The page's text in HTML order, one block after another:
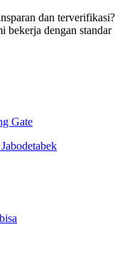
dan terverifikasi?
bekerja dengan standar
Gate